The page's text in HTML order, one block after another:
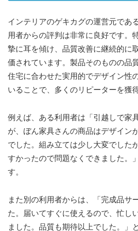
インテリアのゲキカグの運営元であ
用者からの評判は非常に良好です。
摯に耳を傾け、品質改善に継続的に
価されています。製品そのものの品
住宅に合わせた実用的でデザイン性
いることで、多くのリピーターを獲
例えば、ある利用者は「引越しで家
が、ぼん家具さんの商品はデザイン
でした。組み立ては少し大変でした
すかったので問題なくできました。
す。
また別の利用者からは、「完成品サ
た。届いてすぐに使えるので、忙し
ました。品質も期待以上でした。」